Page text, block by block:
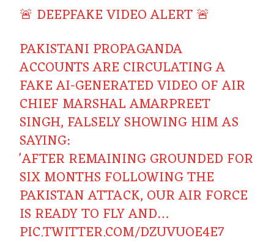
🚨 DEEPFAKE VIDEO ALERT 🚨
PAKISTANI PROPAGANDA
ACCOUNTS ARE CIRCULATING A
FAKE AI-GENERATED VIDEO OF AIR
CHIEF MARSHAL AMARPREET
SINGH, FALSELY SHOWING HIM AS
SAYING:
'AFTER REMAINING GROUNDED FOR
SIX MONTHS FOLLOWING THE
PAKISTAN ATTACK, OUR AIR FORCE
IS READY TO FLY AND…
PIC.TWITTER.COM/DZUVUOE4E7